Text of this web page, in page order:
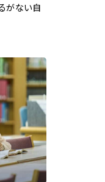
がない自